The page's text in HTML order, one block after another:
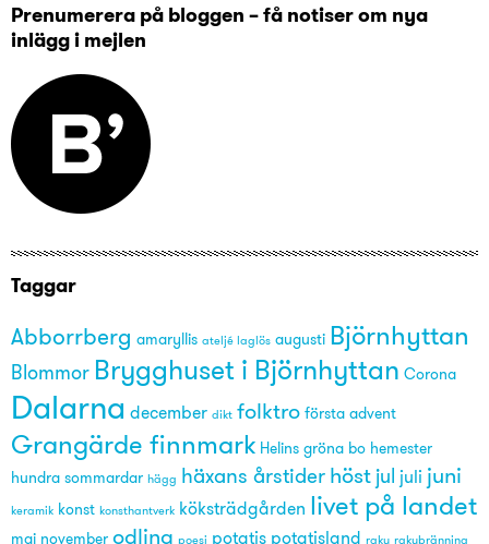
Prenumerera på bloggen – få notiser om nya
inlägg i mejlen
Taggar
Abborrberg amaryllis ateljé laglös augusti Björnhyttan
Blommor Brygghuset i Björnhyttan Corona
Dalarna december dikt folktro första advent
Grangärde finnmark Helins gröna bo hemester
hundra sommardar hägg häxans årstider höst jul juli juni
keramik konst konsthantverk köksträdgården livet på landet
maj november odling poesi potatis potatisland raku rakubränning